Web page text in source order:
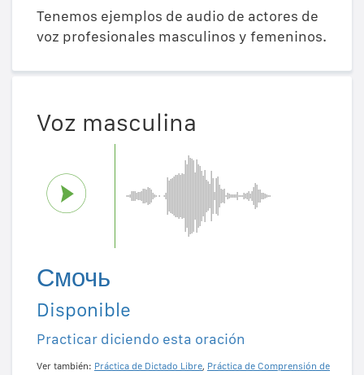
Tenemos ejemplos de audio de actores de
voz profesionales masculinos y femeninos.
Voz masculina
Смочь
Disponible
Practicar diciendo esta oración
Ver también: Práctica de Dictado Libre, Práctica de Comprensión de